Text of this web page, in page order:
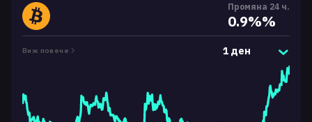
Промяна 24 ч.
0.9%%
Виж повече 1 ден